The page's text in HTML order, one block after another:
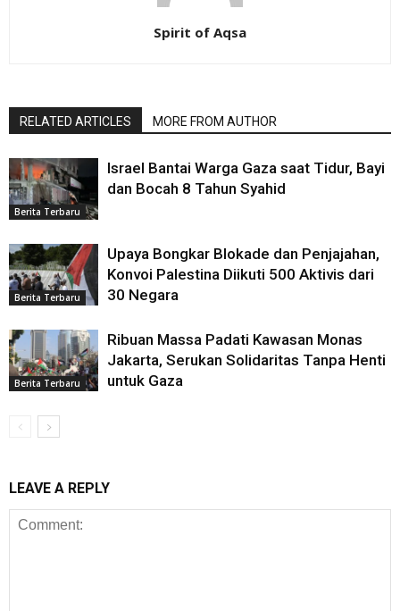
Spirit of Aqsa
RELATED ARTICLES MORE FROM AUTHOR
Berita Terbaru
Israel Bantai Warga Gaza saat Tidur, Bayi
dan Bocah 8 Tahun Syahid
Berita Terbaru
Upaya Bongkar Blokade dan Penjajahan,
Konvoi Palestina Diikuti 500 Aktivis dari
30 Negara
Berita Terbaru
Ribuan Massa Padati Kawasan Monas
Jakarta, Serukan Solidaritas Tanpa Henti
untuk Gaza
LEAVE A REPLY